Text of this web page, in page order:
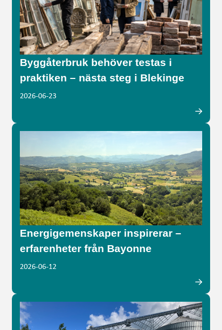
Byggåterbruk behöver testas i
praktiken – nästa steg i Blekinge
2026-06-23
Energigemenskaper inspirerar –
erfarenheter från Bayonne
2026-06-12